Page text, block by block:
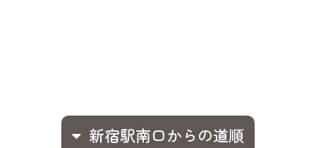
新宿駅南口からの道順